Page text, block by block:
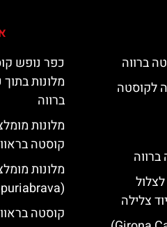
ברווה
לקוסטה
צלילה
כפר נופש
מלונות
ברווה
קוסטה
מלונות
(Empuriabrava)
קוסטה